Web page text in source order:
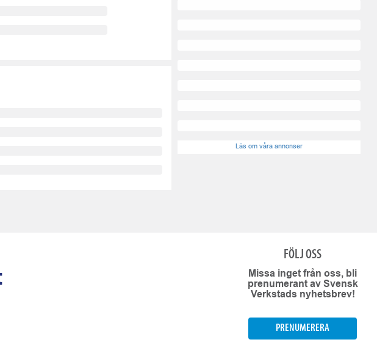
Läs om våra annonser
FÖLJ OSS
Missa inget från oss, bli
prenumerant av Svensk
Verkstads nyhetsbrev!
PRENUMERERA